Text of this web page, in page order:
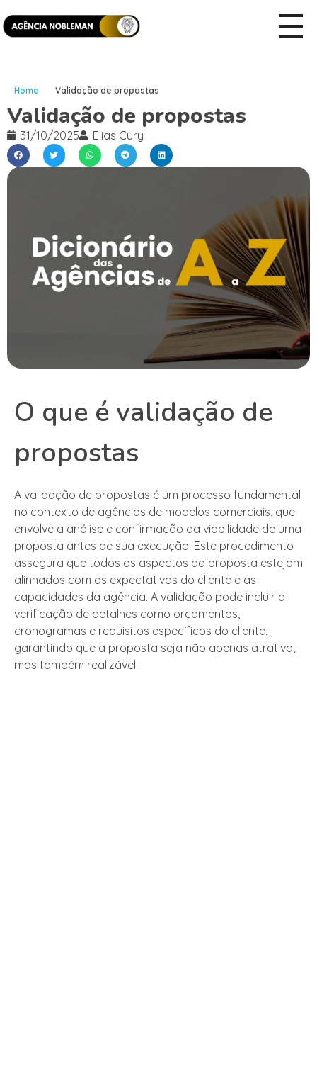
Home Validação de propostas
Validação de propostas
31/10/2025 Elias Cury
O que é validação de
propostas
A validação de propostas é um processo fundamental
no contexto de agências de modelos comerciais, que
envolve a análise e confirmação da viabilidade de uma
proposta antes de sua execução. Este procedimento
assegura que todos os aspectos da proposta estejam
alinhados com as expectativas do cliente e as
capacidades da agência. A validação pode incluir a
verificação de detalhes como orçamentos,
cronogramas e requisitos específicos do cliente,
garantindo que a proposta seja não apenas atrativa,
mas também realizável.